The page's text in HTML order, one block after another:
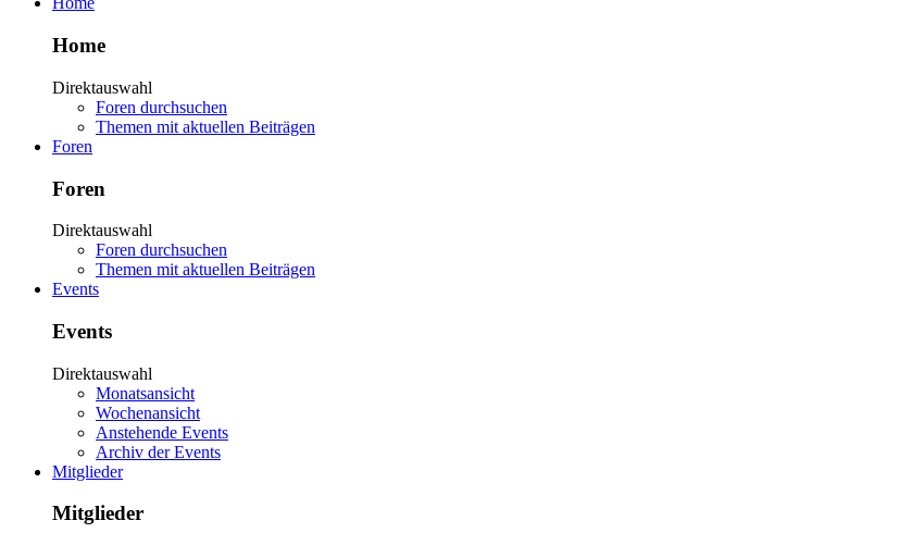
Home
Direktauswahl
Foren durchsuchen
Themen mit aktuellen Beiträgen
Foren
Foren
Direktauswahl
Foren durchsuchen
Themen mit aktuellen Beiträgen
Events
Events
Direktauswahl
Monatsansicht
Wochenansicht
Anstehende Events
Archiv der Events
Mitglieder
Mitglieder